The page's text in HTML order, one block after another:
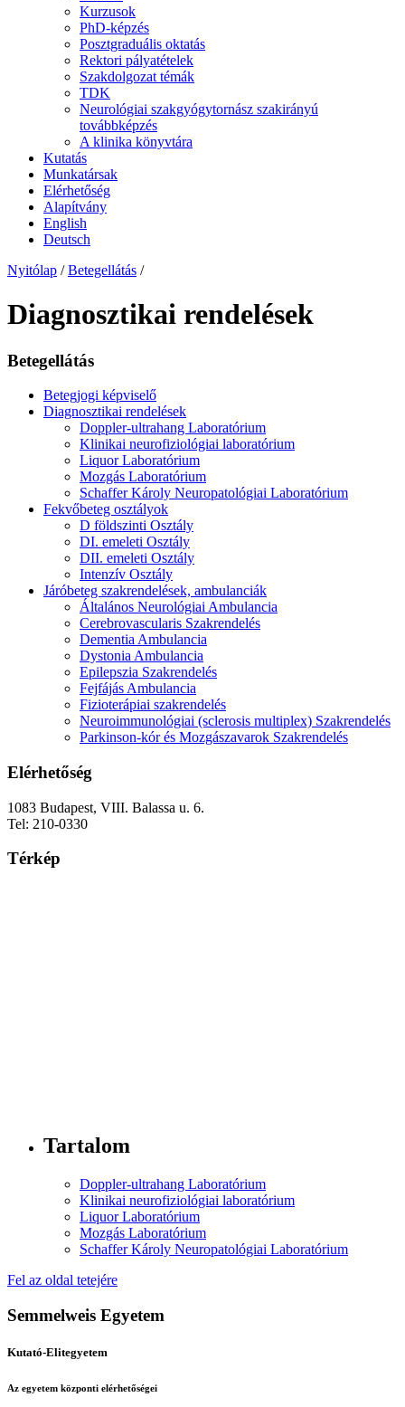
Kurzusok
PhD-képzés
Posztgraduális oktatás
Rektori pályatételek
Szakdolgozat témák
TDK
Neurológiai szakgyógytornász szakirányú
továbbképzés
A klinika könyvtára
Kutatás
Munkatársak
Elérhetőség
Alapítvány
English
Deutsch
Nyitólap / Betegellátás /
Diagnosztikai rendelések
Betegellátás
Betegjogi képviselő
Diagnosztikai rendelések
Doppler-ultrahang Laboratórium
Klinikai neurofiziológiai laboratórium
Liquor Laboratórium
Mozgás Laboratórium
Schaffer Károly Neuropatológiai Laboratórium
Fekvőbeteg osztályok
D földszinti Osztály
DI. emeleti Osztály
DII. emeleti Osztály
Intenzív Osztály
Járóbeteg szakrendelések, ambulanciák
Általános Neurológiai Ambulancia
Cerebrovascularis Szakrendelés
Dementia Ambulancia
Dystonia Ambulancia
Epilepszia Szakrendelés
Fejfájás Ambulancia
Fizioterápiai szakrendelés
Neuroimmunológiai (sclerosis multiplex) Szakrendelés
Parkinson-kór és Mozgászavarok Szakrendelés
Elérhetőség
1083 Budapest, VIII. Balassa u. 6.
Tel: 210-0330
Térkép
Tartalom
Doppler-ultrahang Laboratórium
Klinikai neurofiziológiai laboratórium
Liquor Laboratórium
Mozgás Laboratórium
Schaffer Károly Neuropatológiai Laboratórium
Fel az oldal tetejére
Semmelweis Egyetem
Kutató-Elitegyetem
Az egyetem központi elérhetőségei